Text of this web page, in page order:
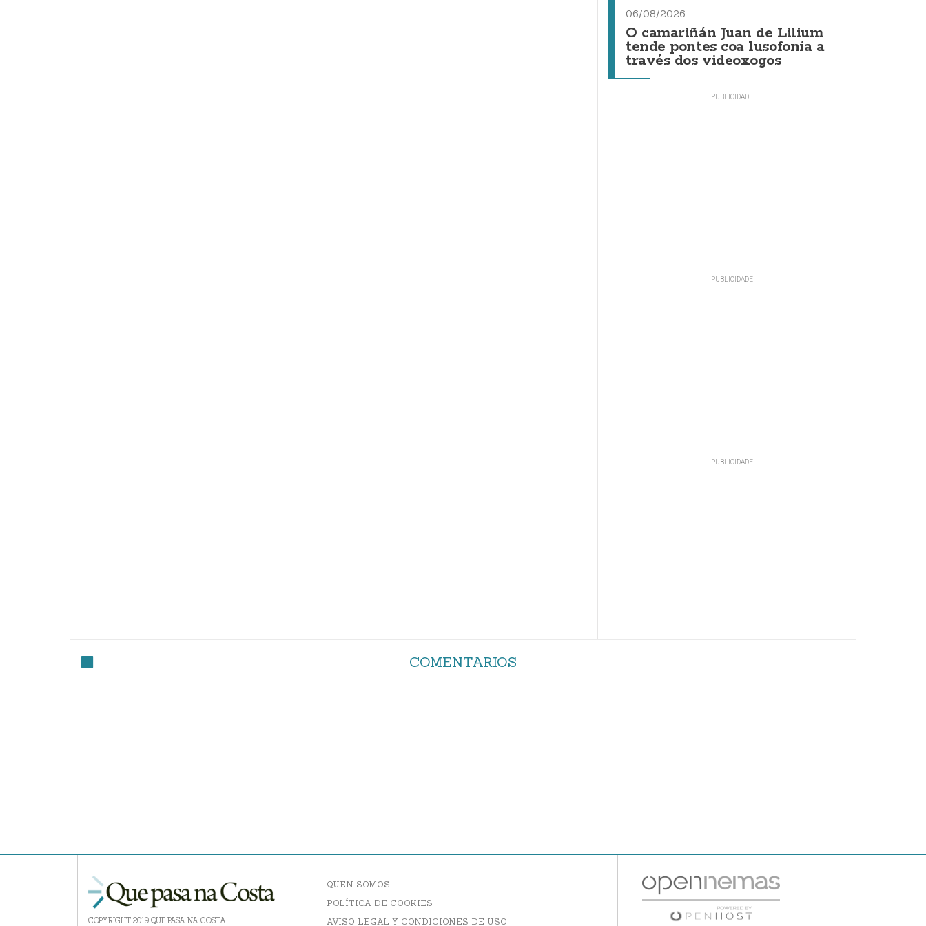
06/08/2026
O camariñán Juan de Lilium
tende pontes coa lusofonía a
través dos videoxogos
COMENTARIOS
COPYRIGHT 2019 QUE PASA NA COSTA
QUEN SOMOS
POLÍTICA DE COOKIES
AVISO LEGAL Y CONDICIONES DE USO